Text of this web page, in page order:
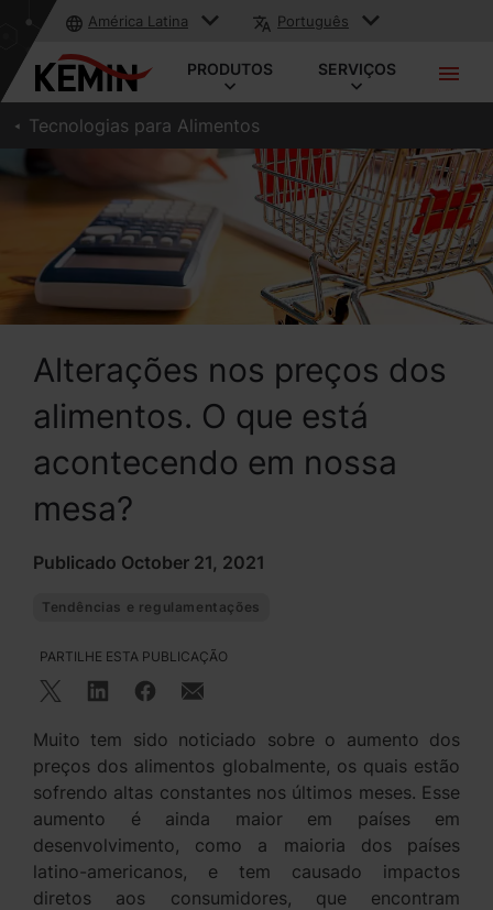
América Latina Português
PRODUTOS SERVIÇOS
Tecnologias para Alimentos
Alterações nos preços dos
alimentos. O que está
acontecendo em nossa
mesa?
Publicado October 21, 2021
Tendências e regulamentações
PARTILHE ESTA PUBLICAÇÃO
Muito tem sido noticiado sobre o aumento dos
preços dos alimentos globalmente, os quais estão
sofrendo altas constantes nos últimos meses. Esse
aumento é ainda maior em países em
desenvolvimento, como a maioria dos países
latino-americanos, e tem causado impactos
diretos aos consumidores, que encontram